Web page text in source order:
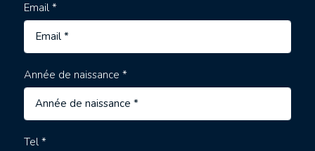
Email *
Année de naissance *
Tel *